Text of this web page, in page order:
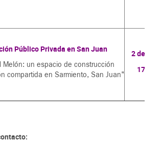
Público Privada en San Juan
Melón: un espacio de construcción
compartida en Sarmiento, San Juan"
2 de
17 hs.